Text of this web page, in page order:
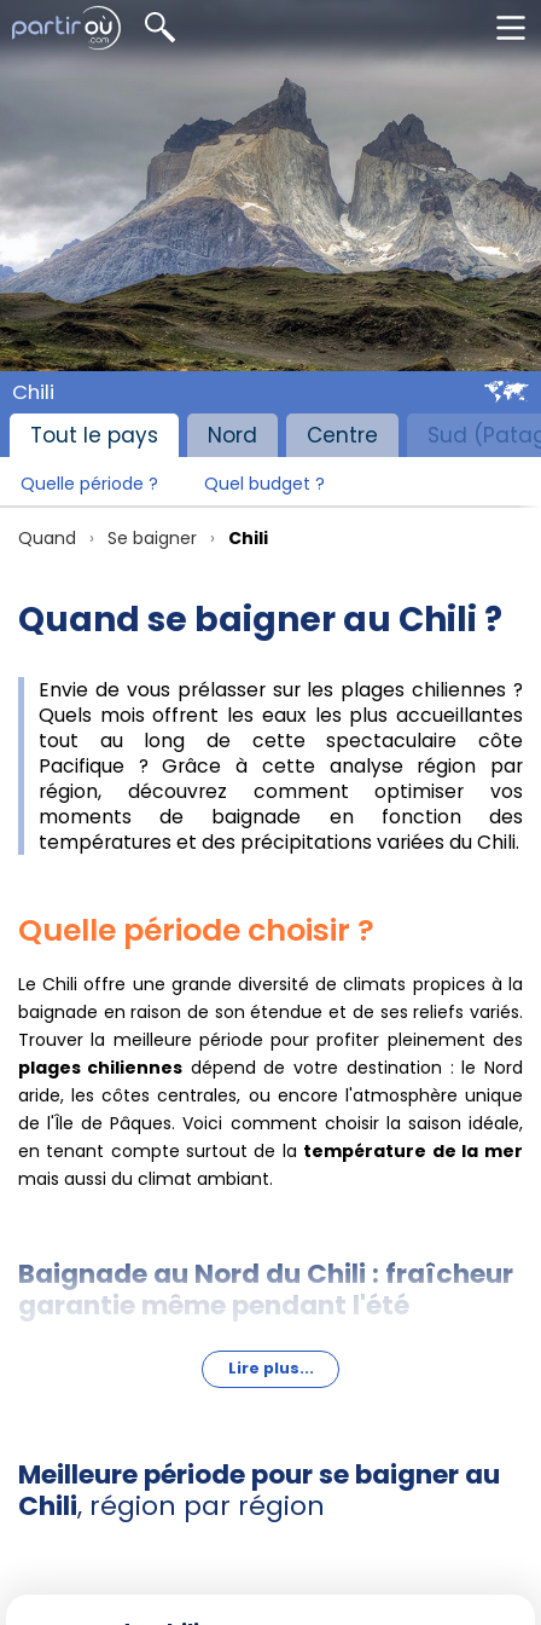
Chili
Tout le pays
Nord Centre Sud
Quelle période ? Quel budget ?
Quand Se baigner Chili
Quand se baigner au Chili ?
Envie de vous prélasser sur les plages chiliennes ?
Quels mois offrent les eaux les plus accueillantes
tout au long de cette spectaculaire côte
Pacifique ? Grâce à cette analyse région par
région, découvrez comment optimiser vos
moments de baignade en fonction des
températures et des précipitations variées du Chili.
Quelle période choisir ?
Le Chili offre une grande diversité de climats propices à la
baignade en raison de son étendue et de ses reliefs variés.
Trouver la meilleure période pour profiter pleinement des
plages chiliennes dépend de votre destination : le Nord
aride, les côtes centrales, ou encore l'atmosphère unique
de l'Île de Pâques. Voici comment choisir la saison idéale,
en tenant compte surtout de la température de la mer
mais aussi du climat ambiant.
Baignade au Nord du Chili : fraîcheur
garantie même pendant l'été
Du côté d'Iquique et Arica, la côte nord offre des plages
température de l'eau oscille entre 20 et 22 °C. L'air reste
relativement frais, souvent autour de 18 °C en journée.
Malgré le ciel dégagé, la sensation de fraîcheur après la
Lire plus...
Meilleure période pour se baigner au
Chili, région par région